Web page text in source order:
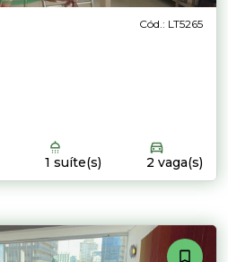
Cód.: LT5265
1 suíte(s) 2 vaga(s)